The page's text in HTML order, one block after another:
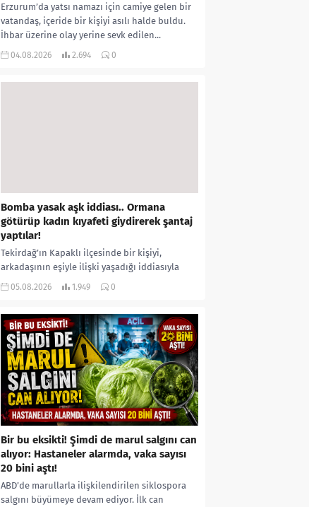
Erzurum’da yatsı namazı için camiye gelen bir
vatandaş, içeride bir kişiyi asılı halde buldu.
İhbar üzerine olay yerine sevk edilen...
04.08.2026 2.694 0
Bomba yasak aşk iddiası.. Ormana
götürüp kadın kıyafeti giydirerek şantaj
yaptılar!
Tekirdağ’ın Kapaklı ilçesinde bir kişiyi,
arkadaşının eşiyle ilişki yaşadığı iddiasıyla
ormanlık alana götürerek zorla kadın
05.08.2026 1.949 0
Bir bu eksikti! Şimdi de marul salgını can
alıyor: Hastaneler alarmda, vaka sayısı
20 bini aştı!
ABD’de marullarla ilişkilendirilen siklospora
salgını büyümeye devam ediyor. İlk can